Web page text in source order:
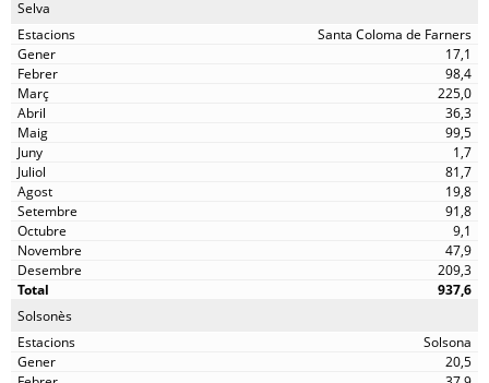
Selva
Santa Coloma de Farners
17,1
98,4
225,0
36,3
99,5
1,7
81,7
19,8
91,8
9,1
47,9
209,3
937,6
Solsonès
Solsona
20,5